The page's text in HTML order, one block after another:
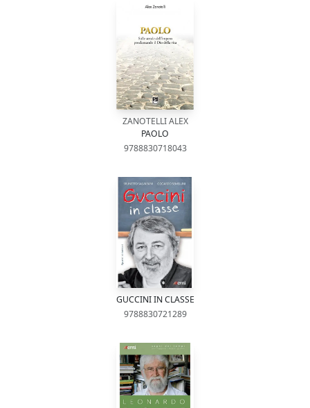
ZANOTELLI ALEX
PAOLO
9788830718043
GUCCINI IN CLASSE
9788830721289